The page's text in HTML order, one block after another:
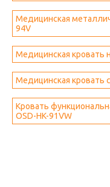
Медицинская
94V
Медицинская кровать
Медицинская кровать
Кровать
OSD-HK-91VW